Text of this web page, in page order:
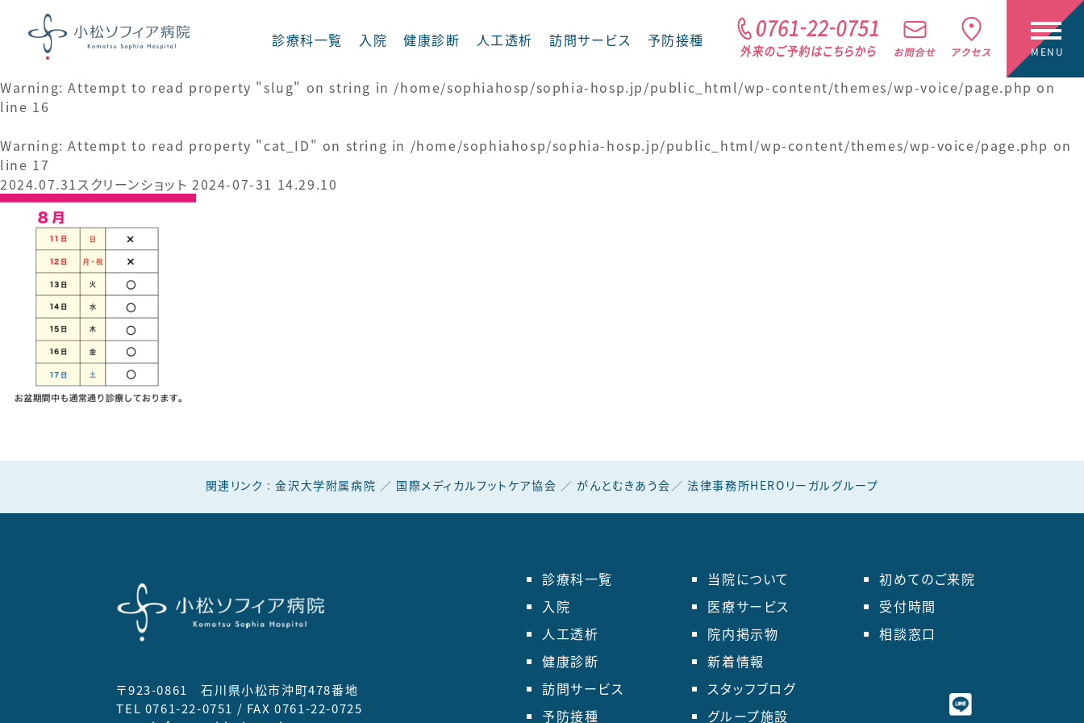
診療科一覧
診療科一覧
内科
消化器内科
足病科
せき外来
入院 健康診断 人工透析 訪問サービス 予防接種
Warning: Attempt to read property "cat_name" on string in
/home/sophiahosp/sophia-hosp.jp/public_html/wp-content/themes/wp-voice/page.php
on line
Warning: Attempt to read property "slug" on string in /home/sophiahosp/sophia-hosp.jp/public_html/wp-content/themes/wp-voice/page.php on
line 16
Warning: Attempt to read property "cat_ID" on string in /home/sophiahosp/sophia-hosp.jp/public_html/wp-content/themes/wp-voice/page.php on
line 17
2024.07.31スクリーンショット 2024-07-31 14.29.10
関連リンク :金沢大学附属病院 ／ 国際メディカルフットケア協会 ／ がんとむきあう会 ／ 法律事務所HEROリーガルグループ
〒923-0861 石川県小松市沖町478番地
TEL 0761-22-0751 / FAX 0761-22-0725
診療科一覧
入院
人工透析
健康診断
訪問サービス
予防接種
当院について
医療サービス
院内掲示物
新着情報
スタッフブログ
グループ施設
初めてのご来院
受付時間
相談窓口